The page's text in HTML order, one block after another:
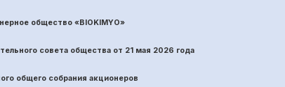
общество «BIOKIMYO»
совета общества от 21 мая 2026 года
общего собрания акционеров